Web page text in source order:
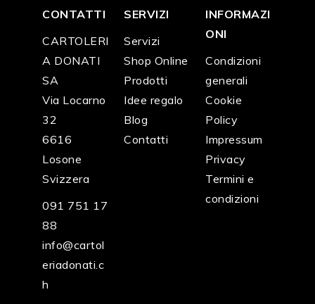
CONTATTI
CARTOLERI
A DONATI
SA
Via Locarno
32
6616
Losone
Svizzera
091 751 17
88
info@cartol
eriadonati.c
h
SERVIZI
Servizi
Shop Online
Prodotti
Idee regalo
Blog
Contatti
INFORMAZI
ONI
Condizioni
generali
Cookie
Policy
Impressum
Privacy
Termini e
condizioni